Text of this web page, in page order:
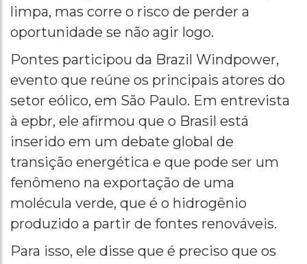
limpa, mas corre o risco de perder a
oportunidade se não agir logo.
Pontes participou da Brazil Windpower,
evento que reúne os principais atores do
setor eólico, em São Paulo. Em entrevista
à epbr, ele afirmou que o Brasil está
inserido em um debate global de
transição energética e que pode ser um
fenômeno na exportação de uma
molécula verde, que é o hidrogênio
produzido a partir de fontes renováveis.
Para isso, ele disse que é preciso que os